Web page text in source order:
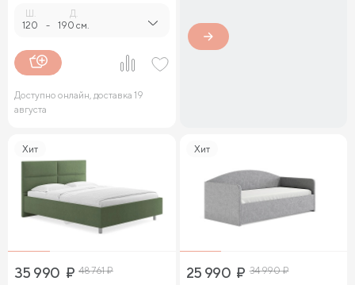
120 -
Д.
190 см.
Доступно онлайн, доставка 19
августа
Хит
35 990 ₽ 48 761₽
Хит
25 990 ₽ 34 990₽